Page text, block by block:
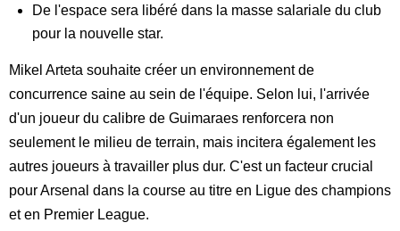
De l'espace sera libéré dans la masse salariale du club
pour la nouvelle star.
Mikel Arteta souhaite créer un environnement de
concurrence saine au sein de l'équipe. Selon lui, l'arrivée
d'un joueur du calibre de Guimaraes renforcera non
seulement le milieu de terrain, mais incitera également les
autres joueurs à travailler plus dur. C'est un facteur crucial
pour Arsenal dans la course au titre en Ligue des champions
et en Premier League.